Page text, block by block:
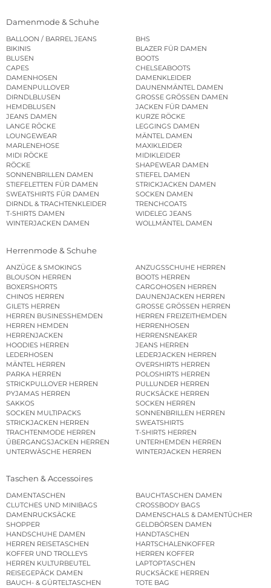
Damenmode & Schuhe
BALLOON / BARREL JEANS
BHS
BIKINIS
BLAZER FÜR DAMEN
BLUSEN
BOOTS
CAPES
CHELSEABOOTS
DAMENHOSEN
DAMENKLEIDER
DAMENPULLOVER
DAUNENMÄNTEL DAMEN
DIRNDLBLUSEN
GROSSE GRÖSSEN DAMEN
HEMDBLUSEN
JACKEN FÜR DAMEN
JEANS DAMEN
KURZE RÖCKE
LANGE RÖCKE
LEGGINGS DAMEN
LOUNGEWEAR
MÄNTEL DAMEN
MARLENEHOSE
MAXIKLEIDER
MIDI RÖCKE
MIDIKLEIDER
RÖCKE
SHAPEWEAR DAMEN
SONNENBRILLEN DAMEN
STIEFEL DAMEN
STIEFELETTEN FÜR DAMEN
STRICKJACKEN DAMEN
SWEATSHIRTS FÜR DAMEN
SOCKEN DAMEN
DIRNDL & TRACHTENKLEIDER
TRENCHCOATS
T-SHIRTS DAMEN
WIDELEG JEANS
WINTERJACKEN DAMEN
WOLLMÄNTEL DAMEN
Herrenmode & Schuhe
ANZÜGE & SMOKINGS
ANZUGSSCHUHE HERREN
BLOUSON HERREN
BOOTS HERREN
BOXERSHORTS
CARGOHOSEN HERREN
CHINOS HERREN
DAUNENJACKEN HERREN
GILETS HERREN
GROSSE GRÖSSEN HERREN
HERREN BUSINESSHEMDEN
HERREN FREIZEITHEMDEN
HERREN HEMDEN
HERRENHOSEN
HERRENJACKEN
HERRENSNEAKER
HOODIES HERREN
JEANS HERREN
LEDERHOSEN
LEDERJACKEN HERREN
MÄNTEL HERREN
OVERSHIRTS HERREN
PARKA HERREN
POLOSHIRTS HERREN
STRICKPULLOVER HERREN
PULLUNDER HERREN
PYJAMAS HERREN
RUCKSÄCKE HERREN
SAKKOS
SOCKEN HERREN
SOCKEN MULTIPACKS
SONNENBRILLEN HERREN
STRICKJACKEN HERREN
SWEATSHIRTS
TRACHTENMODE HERREN
T-SHIRTS HERREN
ÜBERGANGSJACKEN HERREN
UNTERHEMDEN HERREN
UNTERWÄSCHE HERREN
WINTERJACKEN HERREN
Taschen & Accessoires
DAMENTASCHEN
BAUCHTASCHEN DAMEN
CLUTCHES UND MINIBAGS
CROSSBODY BAGS
DAMENRUCKSÄCKE
DAMENSCHALS & DAMENTÜCHER
SHOPPER
GELDBÖRSEN DAMEN
HANDSCHUHE DAMEN
HANDTASCHEN
HERREN REISETASCHEN
HARTSCHALENKOFFER
KOFFER UND TROLLEYS
HERREN KOFFER
HERREN KULTURBEUTEL
LAPTOPTASCHEN
REISEGEPÄCK DAMEN
RUCKSÄCKE HERREN
BAUCH- & GÜRTELTASCHEN
TOTE BAG